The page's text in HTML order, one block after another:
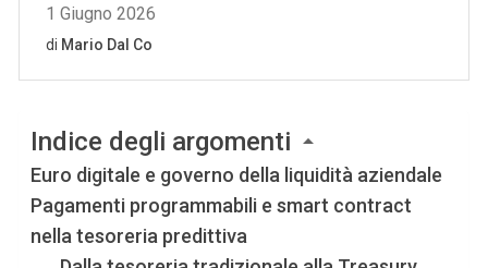
Indice degli argomenti
Euro digitale e governo della liquidità aziendale
Pagamenti programmabili e smart contract
nella tesoreria predittiva